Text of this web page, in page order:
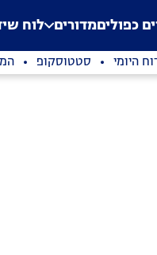
Application error: a
. כפוליםמדורים לוח
היומי סטטוסקופ